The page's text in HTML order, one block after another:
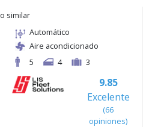
o similar
Automático
Aire acondicionado
5
4 3
9.85
Excelente
(66
opiniones)